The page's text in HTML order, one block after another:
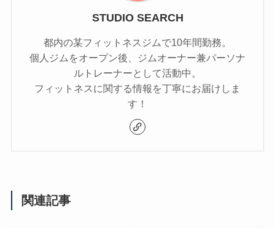
STUDIO SEARCH
都内の某フィットネスジムで10年間勤務。
個人ジムをオープン後、ジムオーナー兼パーソナ
ルトレーナーとして活動中。
フィットネスに関する情報を丁寧にお届けしま
す！
関連記事